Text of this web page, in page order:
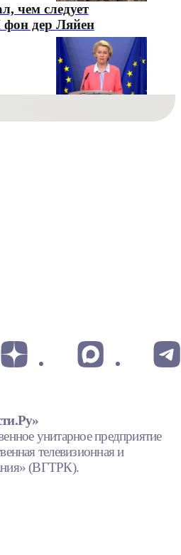
чем следует
фон дер Ляйен
унитарное предприятие
телевизионная и
(ВГТРК).